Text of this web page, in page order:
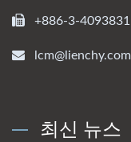
+886-3-4093831
lcm@lienchy.com
최신 뉴스